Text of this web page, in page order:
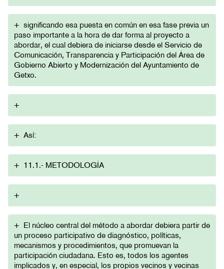
+ significando esa puesta en común en esa fase previa un
paso importante a la hora de dar forma al proyecto a
abordar, el cual debiera de iniciarse desde el Servicio de
Comunicación, Transparencia y Participación del Área de
Gobierno Abierto y Modernización del Ayuntamiento de
Getxo.
+
+ Así:
+ 11.1.- METODOLOGÍA
+
+ El núcleo central del método a abordar debiera partir de
un proceso participativo de diagnóstico, políticas,
mecanismos y procedimientos, que promuevan la
participación ciudadana. Esto es, todos los agentes
implicados y, en especial, los propios vecinos y vecinas